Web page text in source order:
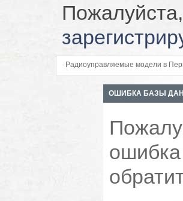
Пожалуйста,
Радиоуправляемые модели в
ОШИБКА БАЗЫ
ошибка